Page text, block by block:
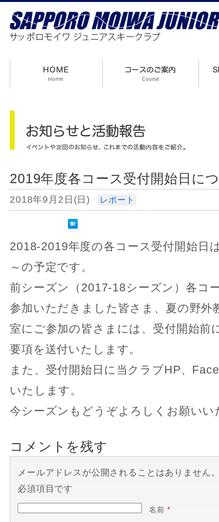
2019年度各コース受付開始日に
2018年9月2日(日) レポート
2018-2019年度の各コース受付開始日
～の予定です。
前シーズン（2017-18シーズン）各コ
参加いただきました皆さま、夏の野外
室にご参加の皆さまには、受付開始前
要項を送付いたします。
また、受付開始日に当クラブHP、
いたします。
今シーズンもどうぞよろしくお願いい
コメントを残す
メールアドレスが公開されることはありません
必須項目です
名前*